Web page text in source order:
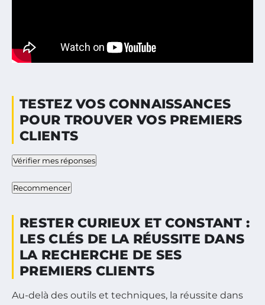
TESTEZ VOS CONNAISSANCES
POUR TROUVER VOS PREMIERS
CLIENTS
Vérifier mes réponses
Recommencer
RESTER CURIEUX ET CONSTANT :
LES CLÉS DE LA RÉUSSITE DANS
LA RECHERCHE DE SES
PREMIERS CLIENTS
Au-delà des outils et techniques, la réussite dans